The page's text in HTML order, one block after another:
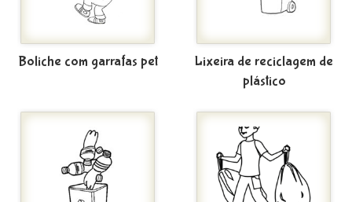
Boliche com garrafas pet
Lixeira de reciclagem de
plástico